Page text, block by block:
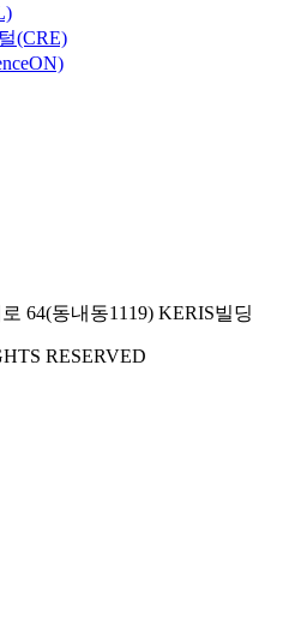
(CRE)
64(동내동1119) KERIS빌딩
RESERVED